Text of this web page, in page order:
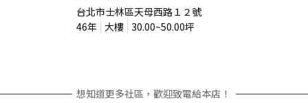
台北市士林區天母西路１２號
46年 大樓 30.00~50.00坪
想知道更多社區，歡迎致電給本店！